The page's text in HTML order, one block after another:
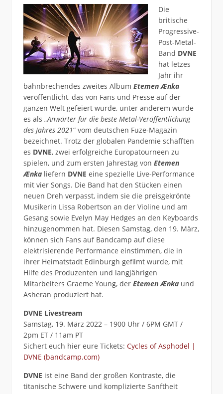
Die
britische
Progressive-
Post-Metal-
Band DVNE
hat letzes
Jahr ihr
bahnbrechendes zweites Album Etemen Ænka
veröffentlicht, das von Fans und Presse auf der
ganzen Welt gefeiert wurde, unter anderem wurde
es als „Anwärter für die beste Metal-Veröffentlichung
des Jahres 2021“ vom deutschen Fuze-Magazin
bezeichnet. Trotz der globalen Pandemie schafften
es DVNE, zwei erfolgreiche Europatourneen zu
spielen, und zum ersten Jahrestag von Etemen
Ænkaliefern DVNE eine spezielle Live-Performance
mit vier Songs. Die Band hat den Stücken einen
neuen Dreh verpasst, indem sie die preisgekrönte
Musikerin Lissa Robertson an der Violine und am
Gesang sowie Evelyn May Hedges an den Keyboards
hinzugenommen hat. Diesen Samstag, den 19. März,
können sich Fans auf Bandcamp auf diese
elektrisierende Performance einstimmen, die in
ihrer Heimatstadt Edinburgh gefilmt wurde, mit
Hilfe des Produzenten und langjährigen
Mitarbeiters Graeme Young, der Etemen Ænkaund
Asheran produziert hat.
DVNE Livestream
Samstag, 19. März 2022 – 1900 Uhr / 6PM GMT /
2pm ET / 11am PT
Sichert euch hier eure Tickets: Cycles of Asphodel |
DVNE (bandcamp.com)
DVNE ist eine Band der großen Kontraste, die
titanische Schwere und komplizierte Sanftheit